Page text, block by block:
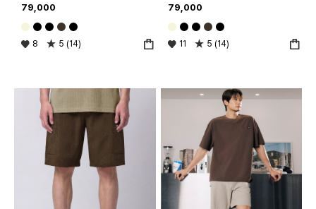
79,000
8 5 (14)
79,000
11 5 (14)